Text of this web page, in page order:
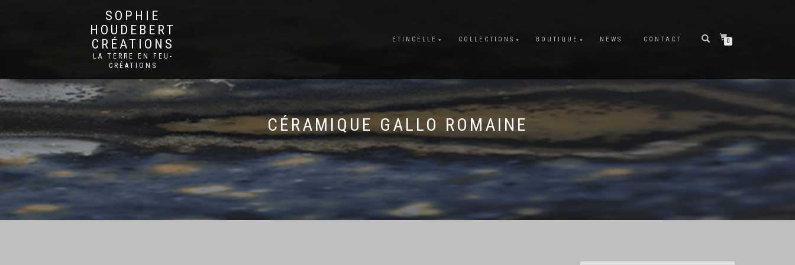
SOPHIE
HOUDEBERT
CRÉATIONS
LA TERRE EN FEU-
CRÉATIONS
ETINCELLE COLLECTIONS BOUTIQUE NEWS CONTACT 0
CÉRAMIQUE GALLO ROMAINE